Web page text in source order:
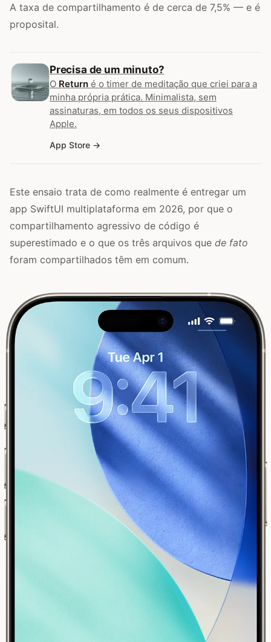
A taxa de compartilhamento é de cerca de 7,5% — e é
proposital.
Precisa de um minuto?
O Return é o timer de meditação que criei para a
minha própria prática. Minimalista, sem
assinaturas, em todos os seus dispositivos
Apple.
App Store
Este ensaio trata de como realmente é entregar um
app SwiftUI multiplataforma em 2026, por que o
compartilhamento agressivo de código é
superestimado e o que os três arquivos que de fato
foram compartilhados têm em comum.